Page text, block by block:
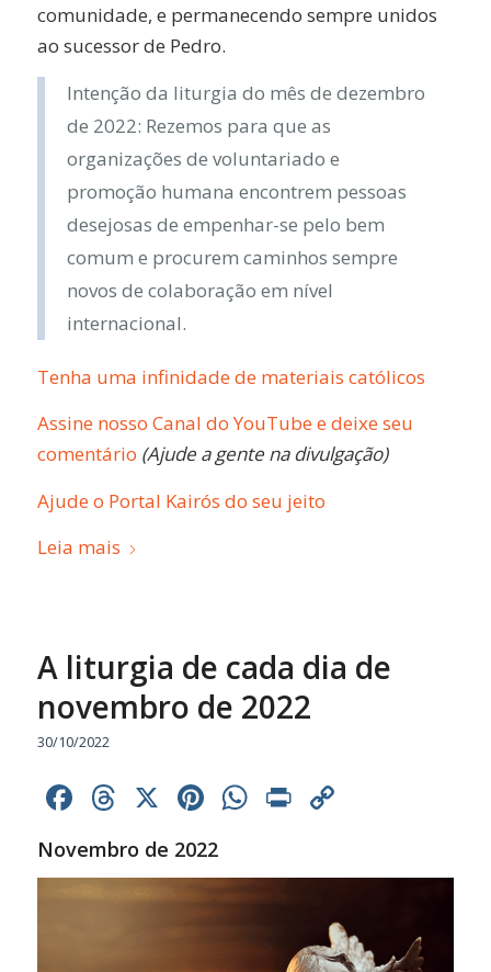
comunidade, e permanecendo sempre unidos
ao sucessor de Pedro.
Intenção da liturgia do mês de dezembro
de 2022: Rezemos para que as
organizações de voluntariado e
promoção humana encontrem pessoas
desejosas de empenhar-se pelo bem
comum e procurem caminhos sempre
novos de colaboração em nível
internacional.
Tenha uma infinidade de materiais católicos
Assine nosso Canal do YouTube e deixe seu
comentário (Ajude a gente na divulgação)
Ajude o Portal Kairós do seu jeito
Leia mais
A liturgia de cada dia de
novembro de 2022
30/10/2022
Facebook
Threads
X Pinterest
WhatsApp
Print
Novembro de 2022